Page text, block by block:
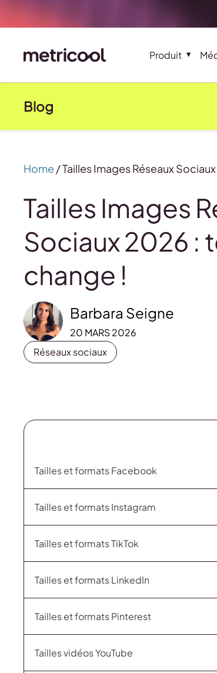
Produit
Blog
Home /Tailles Images Réseaux
Tailles Images
Sociaux 2026 :
change !
Barbara Seigne
20 MARS 2026
Réseaux sociaux
Tailles et formats Facebook
Tailles et formats Instagram
Tailles et formats TikTok
Tailles et formats LinkedIn
Tailles et formats Pinterest
Tailles vidéos YouTube